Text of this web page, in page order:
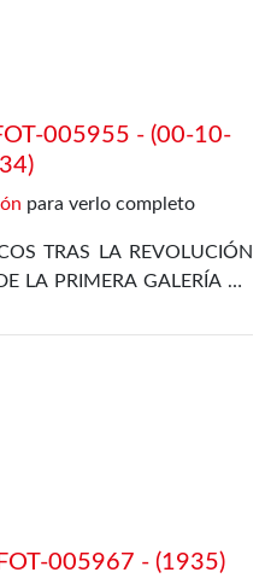
005955 - (00-10-
para verlo completo
TRAS LA REVOLUCIÓN
LA PRIMERA GALERÍA DE
ENRIQUE DE
OSORIO, PETREL Y JOSÉ
005967 - (1935)